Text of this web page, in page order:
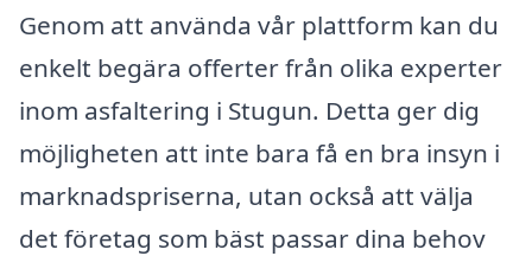
Genom att använda vår plattform kan du
enkelt begära offerter från olika experter
inom asfaltering i Stugun. Detta ger dig
möjligheten att inte bara få en bra insyn i
marknadspriserna, utan också att välja
det företag som bäst passar dina behov